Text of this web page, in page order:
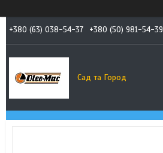
+380 (63) 038-54-37 +380 (50) 981-54-39
Сад та Город